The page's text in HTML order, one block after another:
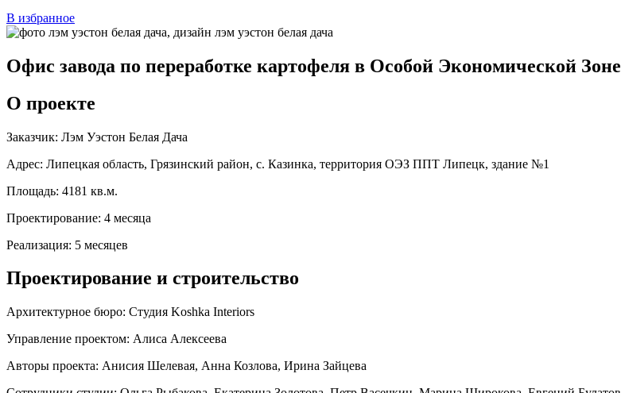
В избранное
Офис завода по переработке картофеля в Особой Экономической Зоне
О проекте
Заказчик: Лэм Уэстон Белая Дача
Адрес: Липецкая область, Грязинский район, с. Казинка, территория ОЭЗ ППТ Липецк, здание №1
Площадь: 4181 кв.м.
Проектирование: 4 месяца
Реализация: 5 месяцев
Проектирование и строительство
Архитектурное бюро: Студия Koshka Interiors
Управление проектом: Алиса Алексеева
Авторы проекта: Анисия Шелевая, Анна Козлова, Ирина Зайцева